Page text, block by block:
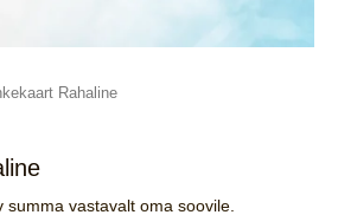
Rahaline
summa vastavalt oma soovile.